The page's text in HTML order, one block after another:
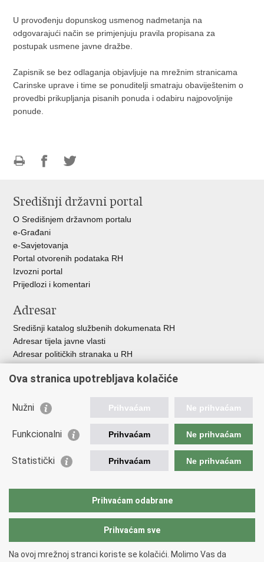
U provođenju dopunskog usmenog nadmetanja na
odgovarajući način se primjenjuju pravila propisana za
postupak usmene javne dražbe.
Zapisnik se bez odlaganja objavljuje na mrežnim stranicama
Carinske uprave i time se ponuditelji smatraju obaviještenim o
provedbi prikupljanja pisanih ponuda i odabiru najpovoljnije
ponude.
FacebookuTwitteru
Središnji državni portal
O Središnjem državnom portalu
e-Građani
e-Savjetovanja
Portal otvorenih podataka RH
Izvozni portal
Prijedlozi i komentari
Adresar
Središnji katalog službenih dokumenata RH
Adresar tijela javne vlasti
Adresar političkih stranaka u RH
Besplatni telefoni javne uprave
Važne poveznice
Vlada Republike Hrvatske
Europska komisija
Taxation and Customs Union
Ova stranica upotrebljava kolačiće
Nužni Prihvaćam Ne prihvaćam
Funkcionalni Prihvaćam Ne prihvaćam
Statistički Prihvaćam Ne prihvaćam
Prihvaćam odabrane
Prihvaćam sve
Na ovoj mrežnoj stranci koriste se kolačići. Molimo Vas da